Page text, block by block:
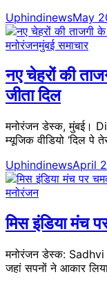
UphindinewsMay
मनोरंजनमुंबई समाचार
नए चेहरों की
जीता दिल
मनोरंजन डेस्क, मुंबई।
म्यूजिक वीडियो ‘दिल पे
UphindinewsApril
मनोरंजन
मिस इंडिया मंच
मनोरंजन डेस्क: Sadhvi
जहां सपनों ने आकार